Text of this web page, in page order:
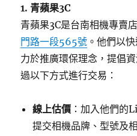
1. 青蘋果3C
青蘋果3C是台南相機專賣
門路一段565號 。他們以
力於推廣環保理念，提倡
過以下方式進行交易：
線上估價 ：加入他們的
提交相機品牌、型號及